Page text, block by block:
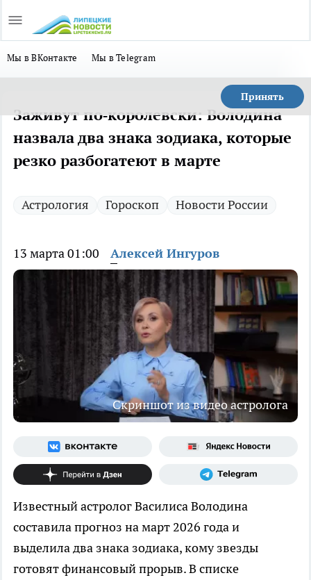
Мы в ВКонтакте Мы в Telegram
Принять
Заживут по‑королевски: Володина
назвала два знака зодиака, которые
резко разбогатеют в марте
Астрология Гороскоп Новости России
13 марта 01:00 Алексей Ингуров
Скриншот из видео астролога
Известный астролог Василиса Володина
составила прогноз на март 2026 года и
выделила два знака зодиака, кому звезды
готовят финансовый прорыв. В списке